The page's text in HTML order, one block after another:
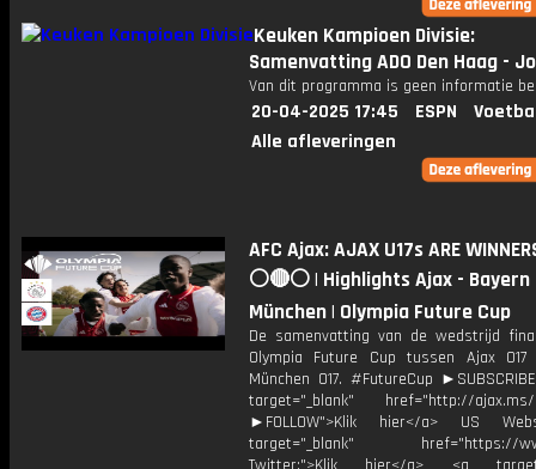
Keuken Kampioen Divisie:
Samenvatting ADO Den Haag -
Van dit programma is geen informatie
20-04-2025 17:45 ESPN
Alle afleveringen
AFC Ajax: AJAX U17s ARE
⚪️🔴⚪️ | Highlights Ajax - Bayern
München | Olympia Future Cup
De samenvatting van de wedstrijd
Olympia Future Cup tussen Ajax
München O17. #FutureCup
target="_blank" href="http://ajax.ms/
►FOLLOW">Klik hier</a> US
target="_blank" href="https://